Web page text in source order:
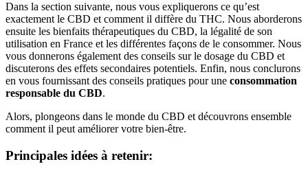
Dans la section suivante, nous vous expliquerons ce qu’est
exactement le CBD et comment il diffère du THC. Nous aborderons
ensuite les bienfaits thérapeutiques du CBD, la légalité de son
utilisation en France et les différentes façons de le consommer. Nous
vous donnerons également des conseils sur le dosage du CBD et
discuterons des effets secondaires potentiels. Enfin, nous conclurons
en vous fournissant des conseils pratiques pour une consommation
responsable du CBD.
Alors, plongeons dans le monde du CBD et découvrons ensemble
comment il peut améliorer votre bien-être.
Principales idées à retenir: